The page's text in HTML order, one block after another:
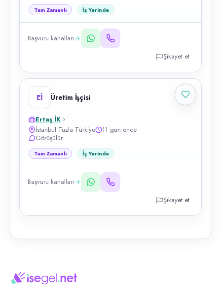
Tam Zamanlı İş Yerinde
Başvuru kanalları
Şikayet et
Eİ Üretim İşçisi
Ertaş İK
İstanbul Tuzla Türkiye
11 gün önce
Görüşülür
Tam Zamanlı İş Yerinde
Başvuru kanalları
Şikayet et